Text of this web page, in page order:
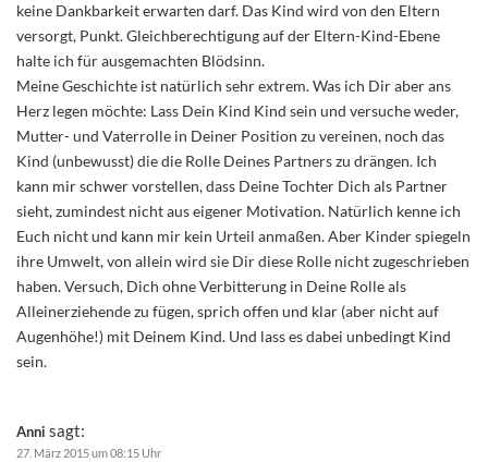
keine Dankbarkeit erwarten darf. Das Kind wird von den Eltern
versorgt, Punkt. Gleichberechtigung auf der Eltern-Kind-Ebene
halte ich für ausgemachten Blödsinn.
Meine Geschichte ist natürlich sehr extrem. Was ich Dir aber ans
Herz legen möchte: Lass Dein Kind Kind sein und versuche weder,
Mutter- und Vaterrolle in Deiner Position zu vereinen, noch das
Kind (unbewusst) die die Rolle Deines Partners zu drängen. Ich
kann mir schwer vorstellen, dass Deine Tochter Dich als Partner
sieht, zumindest nicht aus eigener Motivation. Natürlich kenne ich
Euch nicht und kann mir kein Urteil anmaßen. Aber Kinder spiegeln
ihre Umwelt, von allein wird sie Dir diese Rolle nicht zugeschrieben
haben. Versuch, Dich ohne Verbitterung in Deine Rolle als
Alleinerziehende zu fügen, sprich offen und klar (aber nicht auf
Augenhöhe!) mit Deinem Kind. Und lass es dabei unbedingt Kind
sein.
Anni sagt:
27. März 2015 um 08:15 Uhr